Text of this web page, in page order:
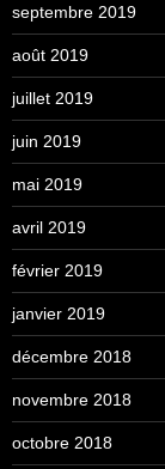
septembre 2019
août 2019
juillet 2019
juin 2019
mai 2019
avril 2019
février 2019
janvier 2019
décembre 2018
novembre 2018
octobre 2018